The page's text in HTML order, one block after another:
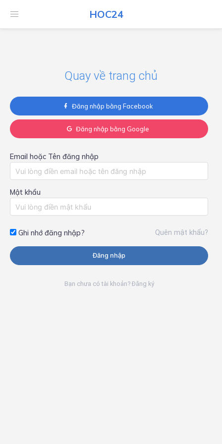
HOC24
HOC24
Quay về trang chủ
Đăng nhập bằng Facebook
Đăng nhập bằng Google
Email hoặc Tên đăng nhập
Mật khẩu
Ghi nhớ đăng nhập? Quên mật khẩu?
Đăng nhập
Bạn chưa có tài khoản? Đăng ký